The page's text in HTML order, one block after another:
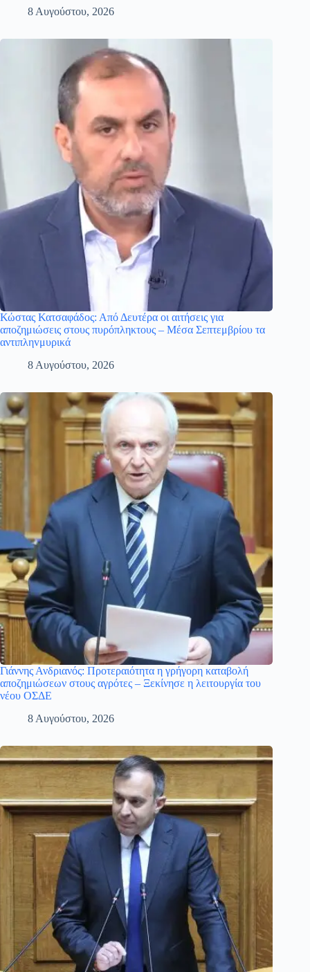
8 Αυγούστου, 2026
Κώστας Κατσαφάδος: Από Δευτέρα οι αιτήσεις για
αποζημιώσεις στους πυρόπληκτους – Μέσα Σεπτεμβρίου τα
αντιπληvμυρικά
8 Αυγούστου, 2026
Γιάννης Ανδριανός: Προτεραιότητα η γρήγορη καταβολή
αποζημιώσεων στους αγρότες – Ξεκίνησε η λειτουργία του
νέου ΟΣΔΕ
8 Αυγούστου, 2026